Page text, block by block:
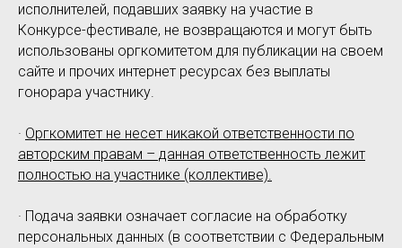
исполнителей, подавших заявку на участие в
Конкурсе-фестивале, не возвращаются и могут быть
использованы оргкомитетом для публикации на своем
сайте и прочих интернет ресурсах без выплаты
гонорара участнику.
· Оргкомитет не несет никакой ответственности по
авторским правам – данная ответственность лежит
полностью на участнике (коллективе).
· Подача заявки означает согласие на обработку
персональных данных (в соответствии с Федеральным